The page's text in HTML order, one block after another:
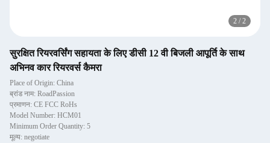
2 / 2
सुरक्षित रियरवर्सिंग सहायता के लिए डीसी 12 वी बिजली आपूर्ति के साथ
अभिनव कार रियरवर्स कैमरा
Place of Origin: China
ब्रांड नाम: RoadPassion
प्रमाणन: CE FCC RoHs
Model Number: HCM01
Minimum Order Quantity: 5
मूल्य: negotiate